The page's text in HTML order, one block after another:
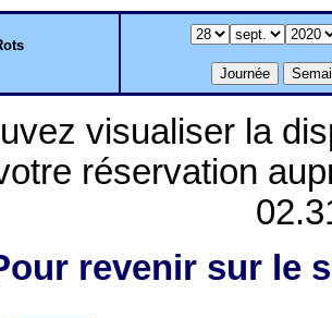
visualiser la
réservation
revenir sur le